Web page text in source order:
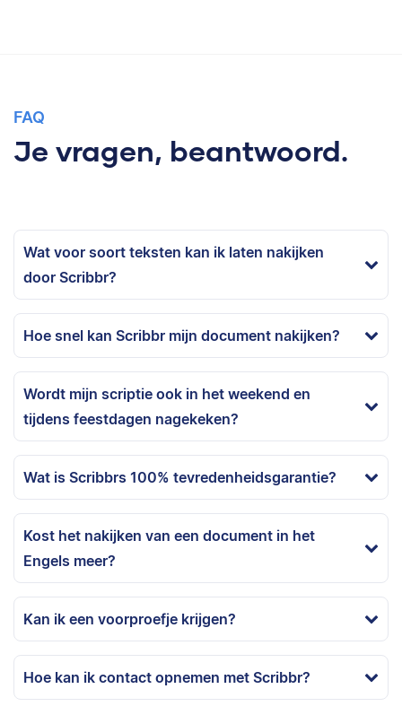
FAQ
Je vragen, beantwoord.
Wat voor soort teksten kan ik laten nakijken
door Scribbr?
Hoe snel kan Scribbr mijn document nakijken?
Wordt mijn scriptie ook in het weekend en
tijdens feestdagen nagekeken?
Wat is Scribbrs 100% tevredenheidsgarantie?
Kost het nakijken van een document in het
Engels meer?
Kan ik een voorproefje krijgen?
Hoe kan ik contact opnemen met Scribbr?